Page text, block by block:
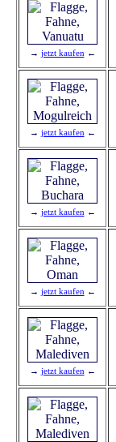
→ jetzt kaufen ←
→ jetzt kaufen ←
→ jetzt kaufen ←
→ jetzt kaufen ←
→ jetzt kaufen ←